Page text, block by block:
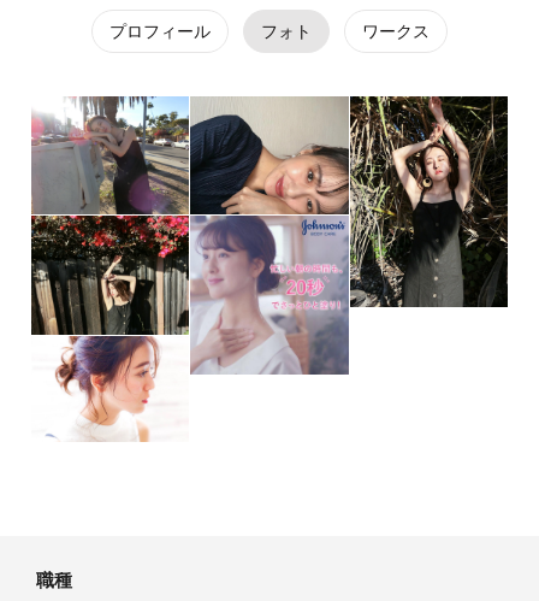
プロフィール フォト ワークス
職種